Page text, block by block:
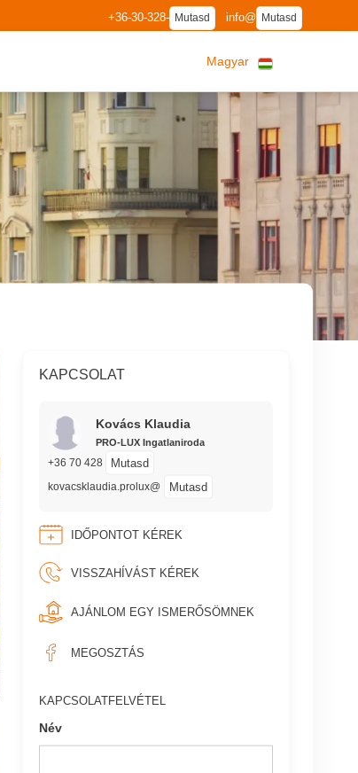
+36-30-328- Mutasd info@ Mutasd
Magyar
KAPCSOLAT
Kovács Klaudia
PRO-LUX Ingatlaniroda
+36 70 428 Mutasd
kovacsklaudia.prolux@ Mutasd
IDŐPONTOT KÉREK
VISSZAHÍVÁST KÉREK
AJÁNLOM EGY ISMERŐSÖMNEK
MEGOSZTÁS
KAPCSOLATFELVÉTEL
Név